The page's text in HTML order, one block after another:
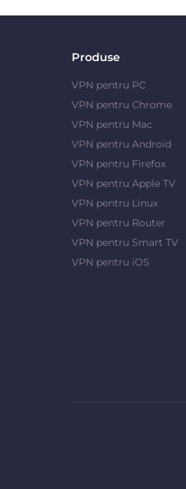
Produse
VPN pentru PC
VPN pentru Chrome
VPN pentru Mac
VPN pentru Android
VPN pentru Firefox
VPN pentru Apple TV
VPN pentru Linux
VPN pentru Router
VPN pentru Smart TV
VPN pentru iOS